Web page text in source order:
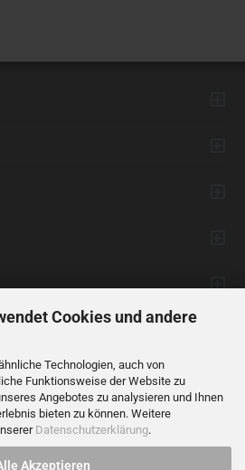
Cookies und andere
Technologien, auch von
Funktionsweise der Website zu
Angebotes zu analysieren und Ihnen
bieten zu können. Weitere
Datenschutzerklärung.
Akzeptieren
widerrufen